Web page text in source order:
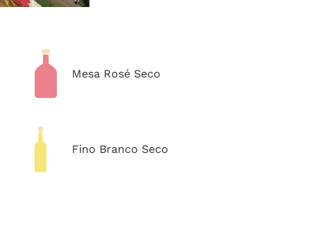
Mesa Rosé Seco
Fino Branco Seco